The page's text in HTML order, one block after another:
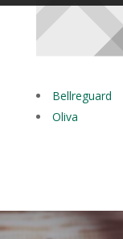
Bellreguard
Oliva